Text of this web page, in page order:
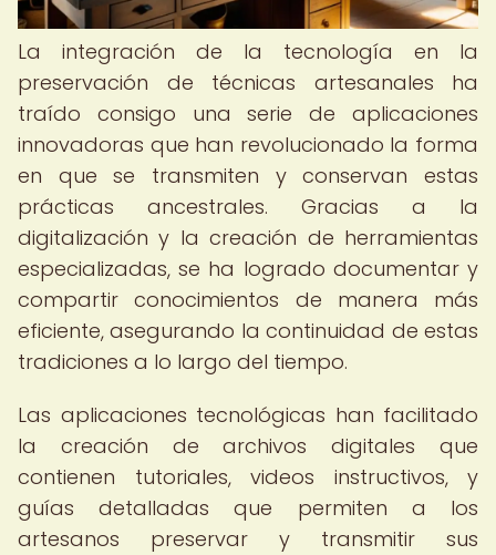
La integración de la tecnología en la
preservación de técnicas artesanales ha
traído consigo una serie de aplicaciones
innovadoras que han revolucionado la forma
en que se transmiten y conservan estas
prácticas ancestrales. Gracias a la
digitalización y la creación de herramientas
especializadas, se ha logrado documentar y
compartir conocimientos de manera más
eficiente, asegurando la continuidad de estas
tradiciones a lo largo del tiempo.
Las aplicaciones tecnológicas han facilitado
la creación de archivos digitales que
contienen tutoriales, videos instructivos, y
guías detalladas que permiten a los
artesanos preservar y transmitir sus